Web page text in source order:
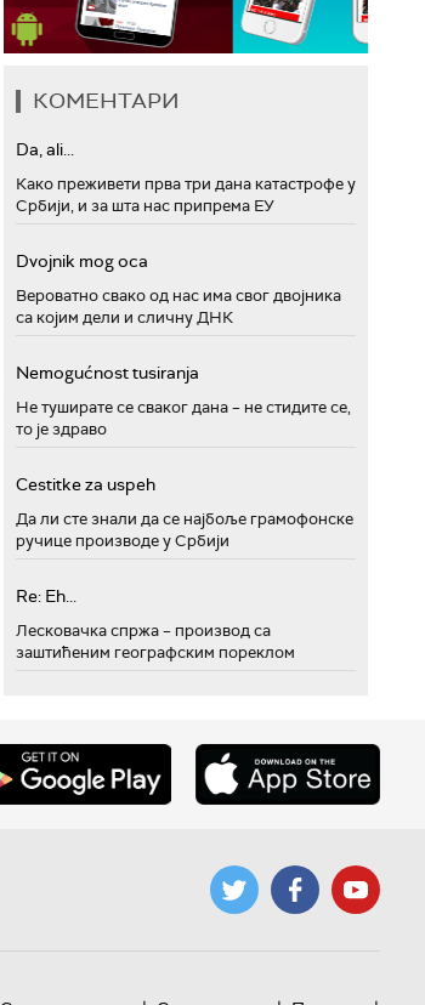
КОМЕНТАРИ
Da, ali...
Како преживети прва три дана катастрофе у
Србији, и за шта нас припрема ЕУ
Dvojnik mog oca
Вероватно свако од нас има свог двојника
са којим дели и сличну ДНК
Nemogućnost tusiranja
Не туширате се сваког дана – не стидите се,
то је здраво
Cestitke za uspeh
Да ли сте знали да се најбоље грамофонске
ручице производе у Србији
Re: Eh...
Лесковачка спржа – производ са
заштићеним географским пореклом